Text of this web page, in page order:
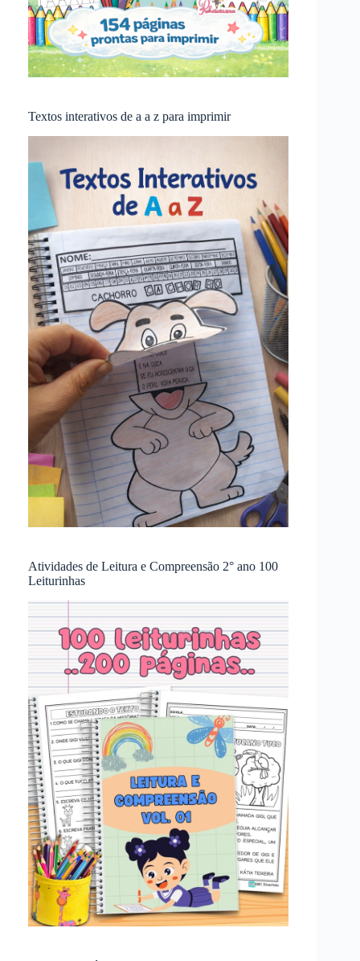
Textos interativos de a a z para imprimir
Atividades de Leitura e Compreensão 2° ano 100
Leiturinhas